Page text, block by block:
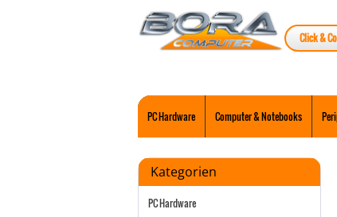
Click &
PC Hardware Computer & Notebooks
Kategorien
PC Hardware